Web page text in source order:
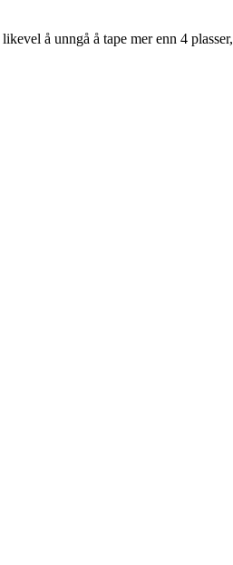
å unngå å tape mer enn 4 plasser,